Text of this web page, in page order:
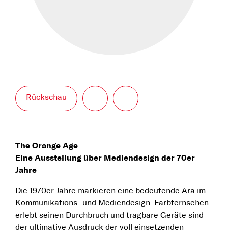
Rückschau
The Orange Age
Eine Ausstellung über Mediendesign der 70er
Jahre
Die 1970er Jahre markieren eine bedeutende Ära im
Kommunikations- und Mediendesign. Farbfernsehen
erlebt seinen Durchbruch und tragbare Geräte sind
der ultimative Ausdruck der voll einsetzenden